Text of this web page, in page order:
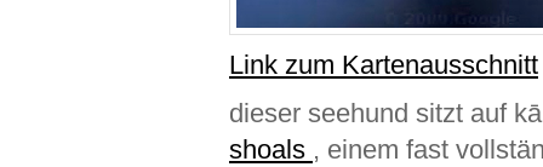
Link zum Kartenausschnitt
dieser seehund sitzt auf
shoals , einem fast